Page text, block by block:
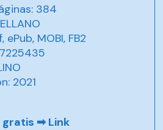
384
MOBI, FB2
2021
gratis ➡Link